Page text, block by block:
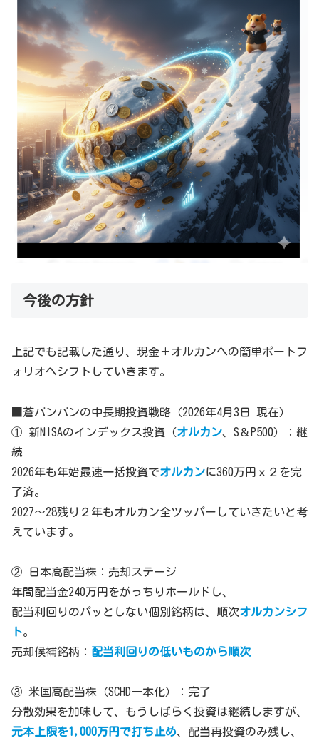
今後の方針
上記でも記載した通り、現金＋オルカンへの簡単ポートフ
ォリオへシフトしていきます。
■蒼バンバンの中長期投資戦略（2026年4月3日 現在）
① 新NISAのインデックス投資（オルカン、S＆P500）：継
続
2026年も年始最速一括投資でオルカンに360万円ｘ２を完
了済。
2027～28残り２年もオルカン全ツッパーしていきたいと考
えています。
② 日本高配当株：売却ステージ
年間配当金240万円をがっちりホールドし、
配当利回りのパッとしない個別銘柄は、順次オルカンシフ
ト。
売却候補銘柄： 配当利回りの低いものから順次
③ 米国高配当株（SCHD一本化）：完了
分散効果を加味して、もうしばらく投資は継続しますが、
元本上限を1,000万円で打ち止め、配当再投資のみ残し、